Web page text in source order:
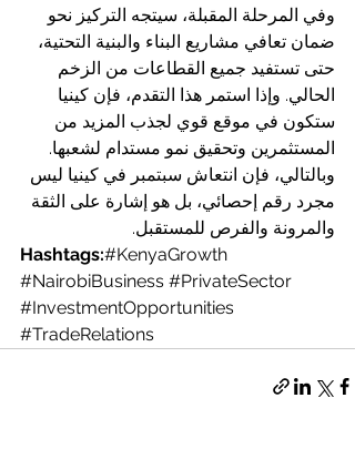
وفي المرحلة المقبلة، سيتجه التركيز نحو
ضمان تعافي مشاريع البناء والبنية التحتية،
حتى تستفيد جميع القطاعات من الزخم
الحالي. وإذا استمر هذا التقدم، فإن كينيا
ستكون في موقع قوي لجذب المزيد من
المستثمرين وتحقيق نمو مستدام لشعبها.
وبالتالي، فإن انتعاش سبتمبر في كينيا ليس
مجرد رقم إحصائي، بل هو إشارة على الثقة
والمرونة والفرص للمستقبل.
Hashtags:#KenyaGrowth
#NairobiBusiness #PrivateSector
#InvestmentOpportunities
#TradeRelations